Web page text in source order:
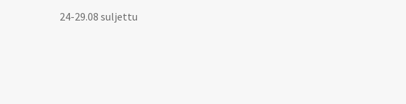
24-29.08 suljettu